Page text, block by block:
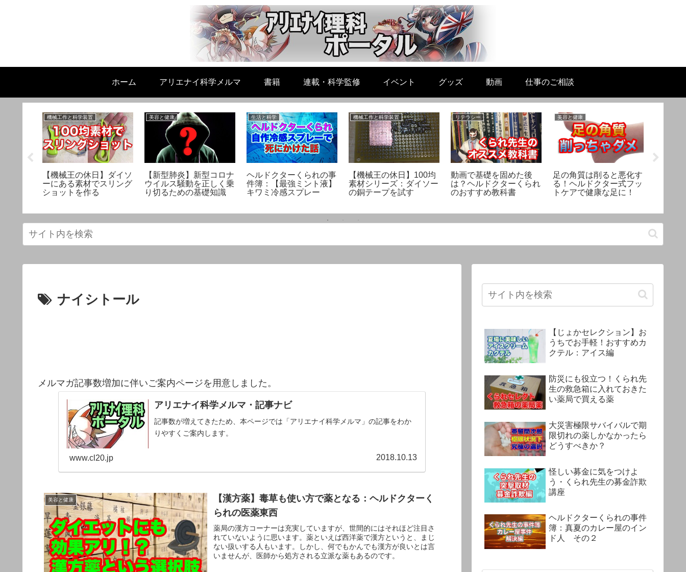
ホーム アリエナイ科学メルマ 書籍 連載・科学監修 イベント グッズ 動画 仕事のご相談
機械工作と科学装置
【機械王の休日】ダイソ
ーにある素材でスリング
ショットを作る
美容と健康
【新型肺炎】新型コロナ
ウイルス騒動を正しく乗
り切るための基礎知識
生活と科学
ヘルドクターくられの事
件簿：【最強ミント液】
キワミ冷感スプレー
機械工作と科学装置
【機械王の休日】100均
素材シリーズ：ダイソー
の銅テープを試す
リテラシー
動画で基礎を固めた後
は？ヘルドクターくられ
のおすすめ教科書
美容と健康
足の角質は削ると悪化す
る！ヘルドクター式フッ
トケアで健康な足に！
ナイシトール
メルマガ記事数増加に伴いご案内ページを用意しました。
アリエナイ科学メルマ・記事ナビ
記事数が増えてきたため、本ページでは「アリエナイ科学メルマ」の記事をわか
りやすくご案内します。
www.cl20.jp 2018.10.13
美容と健康
【漢方薬】毒草も使い方で薬となる：ヘルドクターく
られの医薬東西
薬局の漢方コーナーは充実していますが、世間的にはそれほど注目さ
れていないように思います。薬といえば西洋薬で漢方というと、まじ
ない扱いする人もいます。しかし、何でもかんでも漢方が良いとは言
いませんが、医師から処方される立派な薬もあるのです。
【じょかセレクション】お
うちでお手軽！おすすめカ
クテル：アイス編
防災にも役立つ！くられ先
生の救急箱に入れておきた
い薬局で買える薬
大災害極限サバイバルで期
限切れの薬しかなかったら
どうすべきか？
怪しい募金に気をつけよ
う・くられ先生の募金詐欺
講座
ヘルドクターくられの事件
簿：真夏のカレー屋のイン
ド人 その２